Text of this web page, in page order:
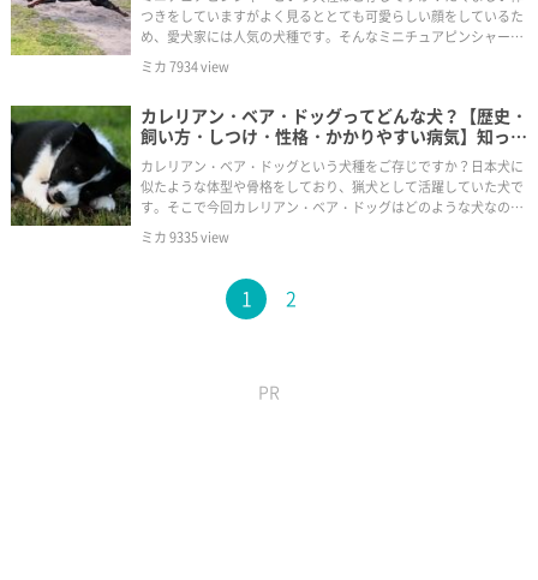
つきをしていますがよく見るととても可愛らしい顔をしているた
め、愛犬家には人気の犬種です。そんなミニチュアピンシャーの
生体・しつけ・性格・歴史・育て方・かかりやすい病気を紹介し
ていきます。
ミカ7934view
カレリアン・ベア・ドッグってどんな犬？【歴史・
飼い方・しつけ・性格・かかりやすい病気】知って
おきたい基礎知識・生体図鑑
カレリアン・ベア・ドッグという犬種をご存じですか？日本犬に
似たような体型や骨格をしており、猟犬として活躍していた犬で
す。そこで今回カレリアン・ベア・ドッグはどのような犬なのか
を詳しくみていきましょう。
ミカ9335view
1 2
PR